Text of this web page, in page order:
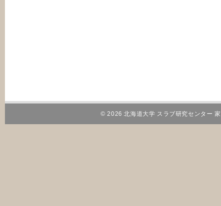
© 2026 北海道大学 スラブ研究センター